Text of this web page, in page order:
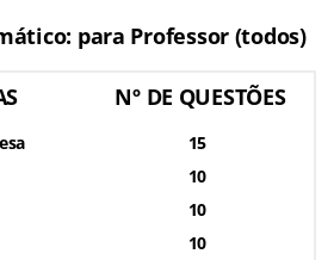
para Professor (todos)
Nº DE QUESTÕES
15
10
10
10